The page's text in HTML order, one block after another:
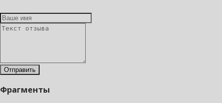
Фрагменты